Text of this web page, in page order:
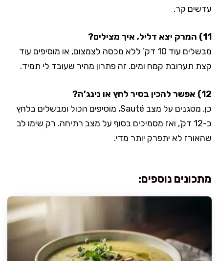
עדשים קר.
11) המרק יצא דליל, איך מצילים?
מבשלים עוד 10 דק’ ללא מכסה לצמצום, או מוסיפים עוד
קצת תערובת קמח ומים. זה פתרון מהיר שעובד לי תמיד.
12) אפשר להכין בסיר לחץ או נינג’ה?
כן. מטגנים על מצב Sauté, מוסיפים הכול ומבשלים בלחץ
כ-12 דק’, ואז מסמיכים בסוף על מצב רתיחה. רק שימו לב
שהאורז לא יתפרק יותר מדי.
מתכונים נוספים: